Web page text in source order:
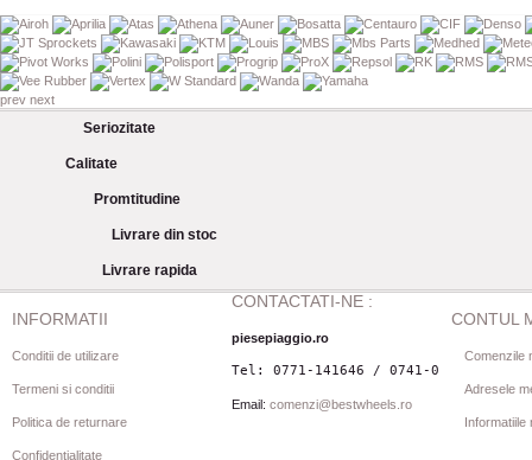
prev next
Seriozitate
Calitate
Promtitudine
Livrare din stoc
Livrare rapida
INFORMATII
Conditii de utilizare
Termeni si conditii
Politica de returnare
Confidentialitate
CONTACTATI-NE :
piesepiaggio.ro
Tel: 0771-141646 / 0741-080844
Email: comenzi@bestwheels.ro
CONTUL
Comenzile
Adresele
Informatiile